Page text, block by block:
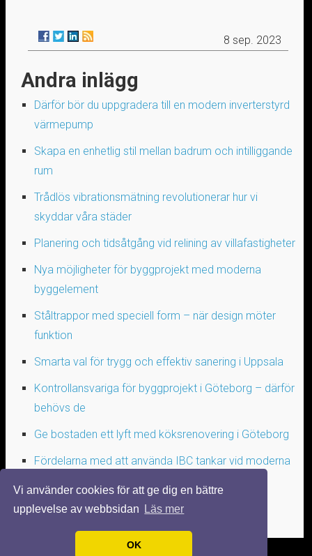
Vi använder cookies för att ge dig en bättre
upplevelse av webbsidan
Läs mer
OK
8 sep. 2023
Andra inlägg
Därför bör du uppgradera till en modern inverterstyrd
värmepump
Skapa en enhetlig stil mellan badrum och intilliggande
rum
Trådlös vibrationsmätning revolutionerar hur vi
skyddar våra städer
Planering och tidsåtgång vid relining av villafastigheter
Nya möjligheter för byggprojekt med moderna
byggelement
Ståltrappor med speciell form – när design möter
funktion
Smarta val för trygg och effektiv sanering i Uppsala
Kontrollansvariga för byggprojekt i Göteborg – därför
behövs de
Ge bostaden ett lyft med köksrenovering i Göteborg
Fördelarna med att använda IBC tankar vid moderna
© 2026 SNYGGAHUS.NU. ALLA RÄTTIGHETER FÖRBEHÅLLNA.